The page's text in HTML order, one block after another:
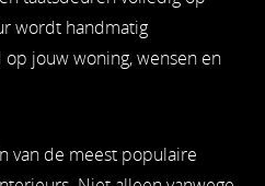
wordt handmatig
jouw woning, wensen en
van de meest populaire